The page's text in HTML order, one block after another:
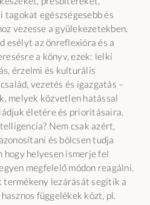
egészségesebb és
vezesse a gyülekezetekben.
esélyt az önreflexióra és a
a könyv, ezek: lelki
érzelmi és kulturális
vezetés és igazgatás –
melyek közvetlen hatással
életére és prioritásaira.
Nem csak azért,
és bölcsen tudja
hogy helyesen ismerje fel
megfelelő módon reagálni.
termékeny lezárását segítik a
függelékek közt, pl.